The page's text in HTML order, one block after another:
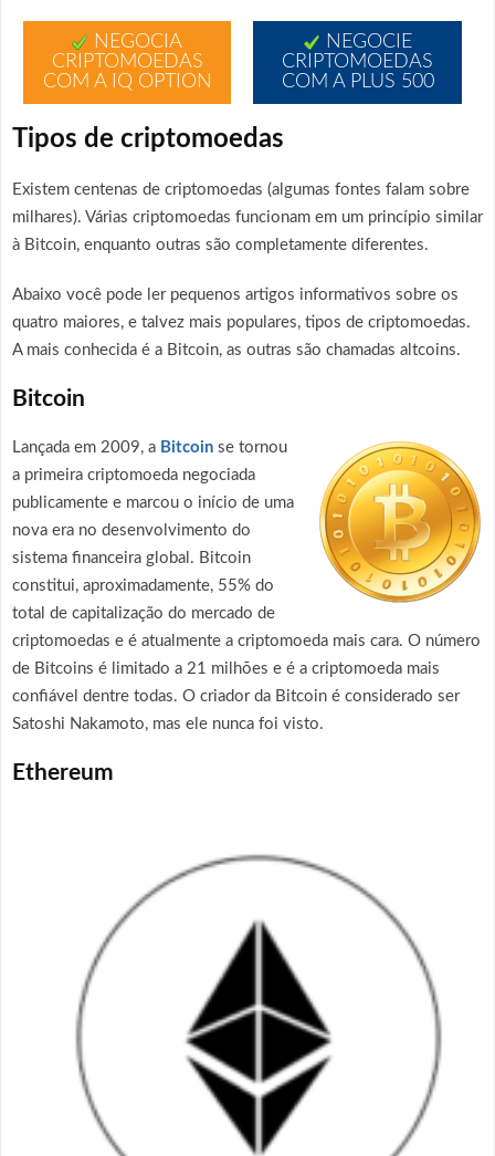
NEGOCIA
CRIPTOMOEDAS
COM A IQ OPTION
NEGOCIE
CRIPTOMOEDAS
COM A PLUS 500
Tipos de criptomoedas
Existem centenas de criptomoedas (algumas fontes falam sobre
milhares). Várias criptomoedas funcionam em um princípio similar
à Bitcoin, enquanto outras são completamente diferentes.
Abaixo você pode ler pequenos artigos informativos sobre os
quatro maiores, e talvez mais populares, tipos de criptomoedas.
A mais conhecida é a Bitcoin, as outras são chamadas altcoins.
Bitcoin
Lançada em 2009, a Bitcoin se tornou
a primeira criptomoeda negociada
publicamente e marcou o início de uma
nova era no desenvolvimento do
sistema financeira global. Bitcoin
constitui, aproximadamente, 55% do
total de capitalização do mercado de
criptomoedas e é atualmente a criptomoeda mais cara. O número
de Bitcoins é limitado a 21 milhões e é a criptomoeda mais
confiável dentre todas. O criador da Bitcoin é considerado ser
Satoshi Nakamoto, mas ele nunca foi visto.
Ethereum